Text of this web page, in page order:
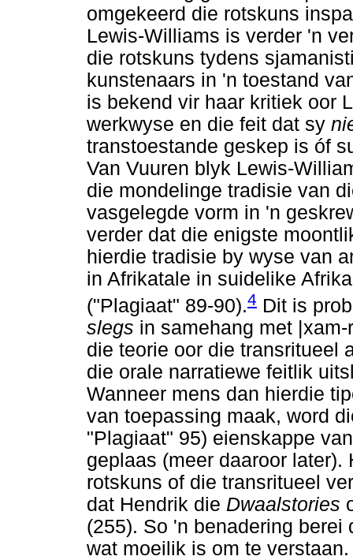
omgekeerd die rotskuns
Lewis-Williams is verder 'n
die rotskuns tydens
kunstenaars in 'n toestand
is bekend vir haar kritiek oor
werkwyse en die feit dat sy
transtoestande geskep is óf
Van Vuuren blyk Lewis-
die mondelinge tradisie van
vasgelegde vorm in 'n
verder dat die enigste
hierdie tradisie by wyse van
in Afrikatale in suidelike
("Plagiaat" 89-90).4 Dit is
slegs in samehang met
die teorie oor die transritueel
die orale narratiewe feitlik
Wanneer mens dan hierdie
van toepassing maak, word
"Plagiaat" 95) eienskappe
geplaas (meer daaroor
rotskuns of die transritueel
dat Hendrik die Dwaalstories
(255). So 'n benadering
wat moeilik is om te verstaan.